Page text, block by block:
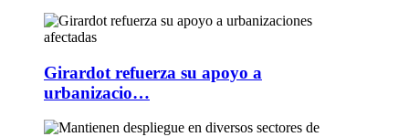
Girardot refuerza su apoyo a
urbanizacio…